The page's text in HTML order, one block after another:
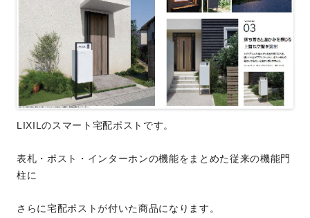
LIXILのスマート宅配ポストです。
表札・ポスト・インターホンの機能をまとめた従来の機能門
柱に
さらに宅配ポストが付いた商品になります。